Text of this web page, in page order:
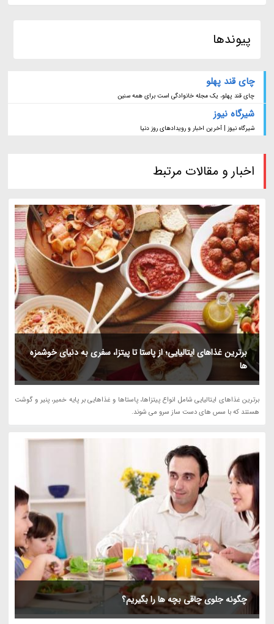
پیوندها
چای قند پهلو
چای قند پهلو، یک مجله خانوادگی است برای همه سنین
شیرگاه نیوز
شیرگاه نیوز | آخرین اخبار و رویدادهای روز دنیا
اخبار و مقالات مرتبط
برترین غذاهای ایتالیایی؛ از پاستا تا پیتزا، سفری به دنیای خوشمزه
ها
برترین غذاهای ایتالیایی شامل انواع پیتزاها، پاستاها و غذاهایی بر پایه خمیر، پنیر و گوشت
هستند که با سس های دست ساز سرو می شوند.
چگونه جلوی چاقی بچه ها را بگیریم؟